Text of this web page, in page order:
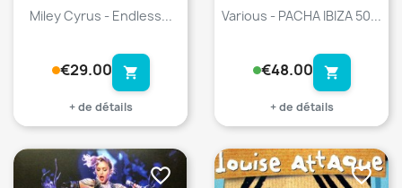
Miley Cyrus - Endless...
€29.00 shopping_cart
+ de détails
Various - PACHA IBIZA 50...
€48.00 shopping_cart
+ de détails
favorite_border favorite_border